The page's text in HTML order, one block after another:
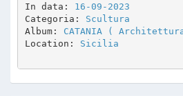
In data: 16-09-2023
Categoria: Scultura
Album: CATANIA (
Location: Sicilia